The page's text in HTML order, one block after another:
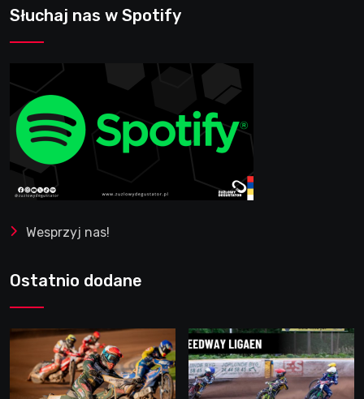
Słuchaj nas w Spotify
Wesprzyj nas!
Ostatnio dodane